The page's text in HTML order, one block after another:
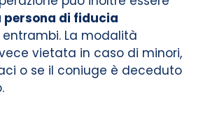
di fiducia
La modalità
vietata in caso di minori,
o se il coniuge è deceduto